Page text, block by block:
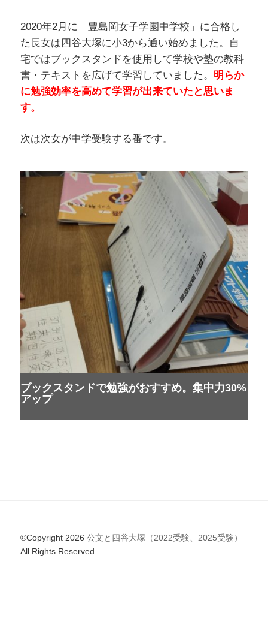
2020年2月に「豊島岡女子学園中学校」に合格し
た長女は四谷大塚に小3から通い始めました。自
宅ではブックスタンドを使用して学校や塾の教科
書・テキストを広げて学習していました。 明らか
に勉強効率を高めて学習が出来ていたと思いま
す。
次は次女が中学受験する番です。
ブックスタンドで勉強がおすすめ。集中力30%
アップ
©Copyright 2026 公文と四谷大塚（2022受験、2025受験）
All Rights Reserved.